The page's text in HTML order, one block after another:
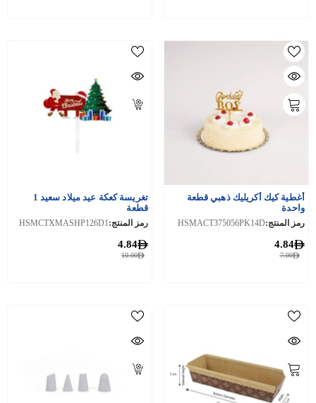
أغطية كيك أكريليك ذهبي قطعة
واحدة
رمز المنتج:HSMACT375056PK14D
7.00
4.84
تغريسة كعكة عيد ميلاد سعيد 1
قطعة
رمز المنتج:HSMCTXMASHP126D1
10.00
4.84